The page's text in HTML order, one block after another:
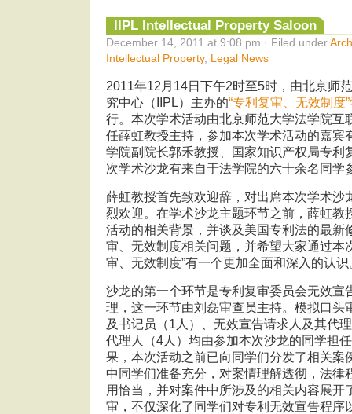
IIPL Intellectual Property Saloon
December 14, 2011 at 9:08 pm · Filed under
Intellectual Property, Legal News
2011年12月14日下午2时至5时，由北京师
究中心（IIPL）主办的“专利复审、无效制度
行。本次学术活动由北京师范大学法学院互
任薛虹教授主持，参加本次学术活动的嘉宾
学院副院长郭禾教授、国家知识产权局专利
次学术沙龙有来自于法学院的六十余名同学
薛虹教授首先致欢迎辞，对出席本次学术沙
烈欢迎。在学术沙龙主题环节之前，薛虹教
活动的相关背景，并谈及美国专利法的最新
审、无效制度相关问题，并希望大家通过本
审、无效制度”有一个更加全面和深入的认识
沙龙的第一个环节是专利复审委员会无效宣
理，这一环节由刘磊审查员主持。模拟口头
及书记员（1人）、无效宣告请求人及其代
代理人（4人）均由参加本次沙龙的同学担
果，本次活动之前已向同学们分发了相关案
中同学们准备充分，对案情理解透彻，法律
用恰当，并对案件中所涉及的相关内容展开
审，不仅深化了同学们对专利无效宣告程序